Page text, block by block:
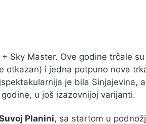
Sky Master. Ove godine trčale su
otkazan) i jedna potpuno nova
je bila Sinjajevina,
u još izazovnijoj varijanti.
Planini, sa startom u